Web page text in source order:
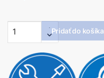
Pridať do košíka